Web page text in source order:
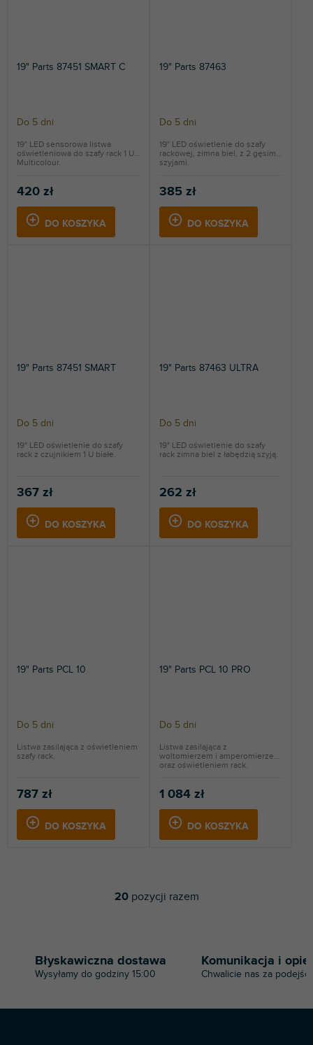
19" Parts 87451 SMART C
Do 5 dni
420 zł
DO KOSZYKA
19" LED sensorowa listwa
oświetleniowa do szafy rack 1 U
Multicolour.
19" Parts 87463
Do 5 dni
385 zł
DO KOSZYKA
19" LED oświetlenie do szafy
rackowej, zimna biel, z 2 gęsimi
szyjami.
19" Parts 87451 SMART
Do 5 dni
367 zł
DO KOSZYKA
19" LED oświetlenie do szafy
rack z czujnikiem 1 U białe.
19" Parts 87463 ULTRA
Do 5 dni
262 zł
DO KOSZYKA
19" LED oświetlenie do szafy
rack zimna biel z łabędzią szyją.
19" Parts PCL 10
Do 5 dni
787 zł
DO KOSZYKA
Listwa zasilająca z oświetleniem
szafy rack.
19" Parts PCL 10 PRO
Do 5 dni
1 084 zł
DO KOSZYKA
Listwa zasilająca z
woltomierzem i amperomierzem
oraz oświetleniem rack.
K
r
o
i
20pozycji razem
Błyskawiczna dostawa
Wysyłamy do godziny 15:00
Komunikacja i
Chwalicie nas za